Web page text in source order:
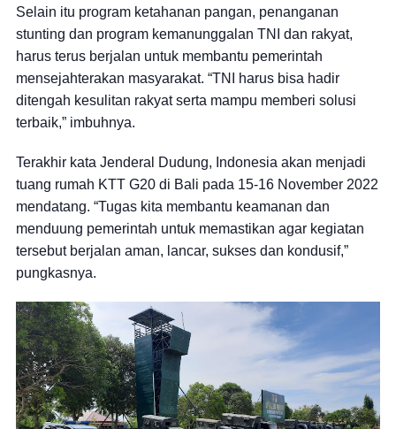
Selain itu program ketahanan pangan, penanganan
stunting dan program kemanunggalan TNI dan rakyat,
harus terus berjalan untuk membantu pemerintah
mensejahterakan masyarakat. “TNI harus bisa hadir
ditengah kesulitan rakyat serta mampu memberi solusi
terbaik,” imbuhnya.
Terakhir kata Jenderal Dudung, Indonesia akan menjadi
tuang rumah KTT G20 di Bali pada 15-16 November 2022
mendatang. “Tugas kita membantu keamanan dan
menduung pemerintah untuk memastikan agar kegiatan
tersebut berjalan aman, lancar, sukses dan kondusif,”
pungkasnya.